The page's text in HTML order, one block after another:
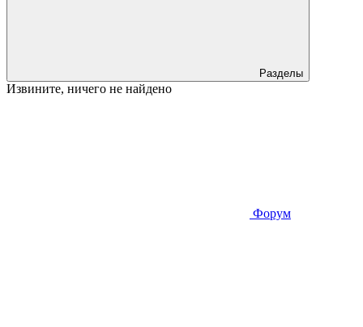
Разделы
Извините, ничего не найдено
Форум